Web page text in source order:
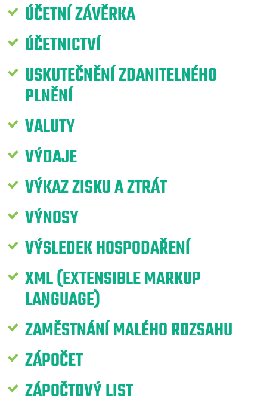
ÚČETNÍ ZÁVĚRKA
ÚČETNICTVÍ
USKUTEČNĚNÍ ZDANITELNÉHO
PLNĚNÍ
VALUTY
VÝDAJE
VÝKAZ ZISKU A ZTRÁT
VÝNOSY
VÝSLEDEK HOSPODAŘENÍ
XML (EXTENSIBLE MARKUP
LANGUAGE)
ZAMĚSTNÁNÍ MALÉHO ROZSAHU
ZÁPOČET
ZÁPOČTOVÝ LIST